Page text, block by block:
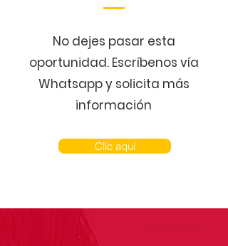
No dejes pasar esta
oportunidad. Escríbenos vía
Whatsapp y solicita más
información
Clic aquí